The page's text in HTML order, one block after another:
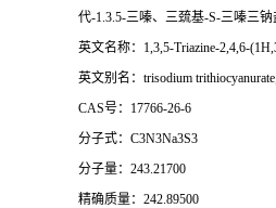
代-1.3.5-三嗪、三巯基-S-三嗪三
英文名称：1,3,5-Triazine-2,4,6-
英文别名：trisodium
CAS号：17766-26-6
分子式：C3N3Na3S3
分子量：243.21700
精确质量：242.89500